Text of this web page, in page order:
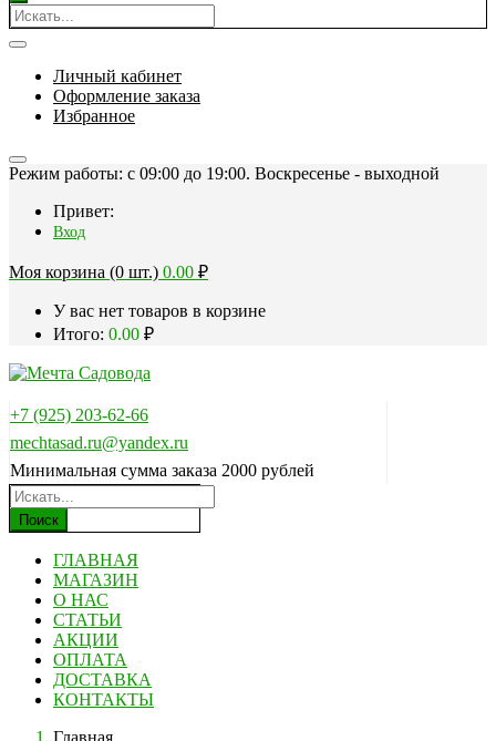
Личный кабинет
Оформление заказа
Избранное
Режим работы: c 09:00 до 19:00. Воскресенье - выходной
Привет:
Вход
Моя корзина (0 шт.) 0.00 ₽
У вас нет товаров в корзине
Итого: 0.00 ₽
+7 (925) 203-62-66
mechtasad.ru@yandex.ru
Минимальная сумма заказа 2000 рублей
Поиск
ГЛАВНАЯ
МАГАЗИН
О НАС
СТАТЬИ
АКЦИИ
ОПЛАТА
ДОСТАВКА
КОНТАКТЫ
Главная